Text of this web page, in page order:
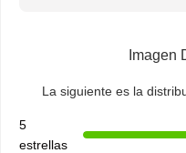
Imagen
La siguiente es la
5
estrellas